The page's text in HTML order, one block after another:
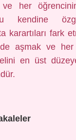
ve her
kendine
karartıları fark
aşmak ve her
en üst